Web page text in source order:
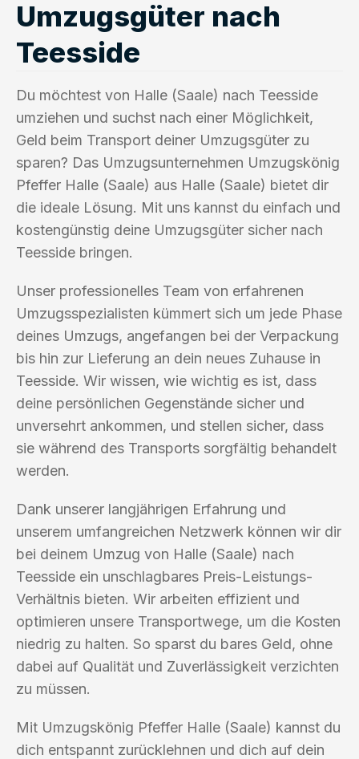
Umzugsgüter nach
Teesside
Du möchtest von Halle (Saale) nach Teesside
umziehen und suchst nach einer Möglichkeit,
Geld beim Transport deiner Umzugsgüter zu
sparen? Das Umzugsunternehmen Umzugskönig
Pfeffer Halle (Saale) aus Halle (Saale) bietet dir
die ideale Lösung. Mit uns kannst du einfach und
kostengünstig deine Umzugsgüter sicher nach
Teesside bringen.
Unser professionelles Team von erfahrenen
Umzugsspezialisten kümmert sich um jede Phase
deines Umzugs, angefangen bei der Verpackung
bis hin zur Lieferung an dein neues Zuhause in
Teesside. Wir wissen, wie wichtig es ist, dass
deine persönlichen Gegenstände sicher und
unversehrt ankommen, und stellen sicher, dass
sie während des Transports sorgfältig behandelt
werden.
Dank unserer langjährigen Erfahrung und
unserem umfangreichen Netzwerk können wir dir
bei deinem Umzug von Halle (Saale) nach
Teesside ein unschlagbares Preis-Leistungs-
Verhältnis bieten. Wir arbeiten effizient und
optimieren unsere Transportwege, um die Kosten
niedrig zu halten. So sparst du bares Geld, ohne
dabei auf Qualität und Zuverlässigkeit verzichten
zu müssen.
Mit Umzugskönig Pfeffer Halle (Saale) kannst du
dich entspannt zurücklehnen und dich auf dein